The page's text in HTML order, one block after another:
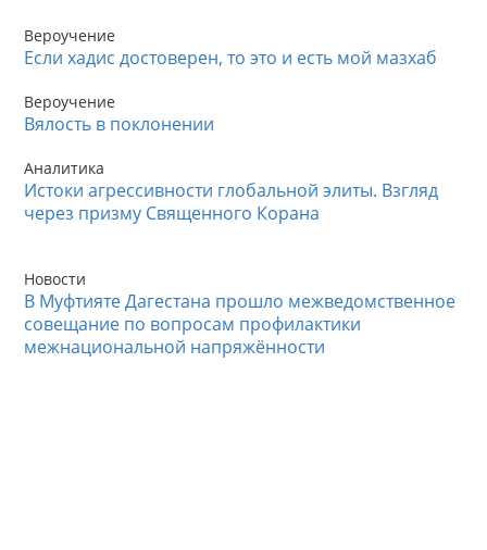
Вероучение
Если хадис достоверен, то это и есть мой мазхаб
Вероучение
Вялость в поклонении
Аналитика
Истоки агрессивности глобальной элиты. Взгляд
через призму Священного Корана
Новости
В Муфтияте Дагестана прошло межведомственное
совещание по вопросам профилактики
межнациональной напряжённости